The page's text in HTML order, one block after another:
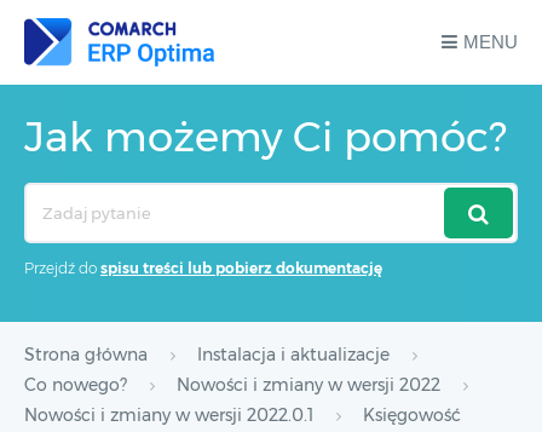
MENU
Jak możemy Ci pomóc?
Przejdź do spisu treści lub pobierz dokumentację
Strona główna
Instalacja i aktualizacje
Co nowego?
Nowości i zmiany w wersji 2022
Nowości i zmiany w wersji 2022.0.1
Księgowość